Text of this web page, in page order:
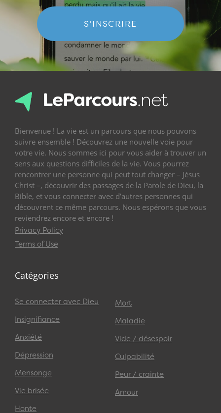
S'INSCRIRE
Bienvenue ! La vie est un parcours que nous pouvons
suivre ensemble ! Découvrez une nouvelle voie pour
votre vie. Nous sommes ici pour vous aider à trouver un
sens aux questions difficiles de la vie. Vous pourrez
rencontrer une personne qui peut tout changer – Jésus
Christ –, découvrir des passages de la Parole de Dieu, la
Bible, et vous connecter avec d’autres personnes qui
découvrent ce même parcours. Nous espérons que vous
reviendrez encore et encore !
Privacy Policy
Terms of Use
Catégories
Se connecter avec Dieu
Insignifiance
Anxiété
Dépression
Mensonge
Vie brisée
Honte
Mort
Maladie
Vide / désespoir
Culpabilité
Peur / crainte
Amour